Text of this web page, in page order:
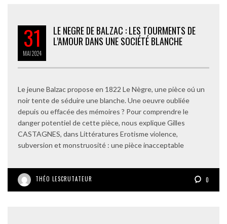
31
MAI2024
LE NEGRE DE BALZAC : LES TOURMENTS DE
L’AMOUR DANS UNE SOCIÉTÉ BLANCHE
Le jeune Balzac propose en 1822 Le Nègre, une pièce oú un
noir tente de séduire une blanche. Une oeuvre oubliée
depuis ou effacée des mémoires ? Pour comprendre le
danger potentiel de cette pièce, nous explique Gilles
CASTAGNES, dans Littératures Erotisme violence,
subversion et monstruosité : une pièce inacceptable
THÉO LESCRUTATEUR 0